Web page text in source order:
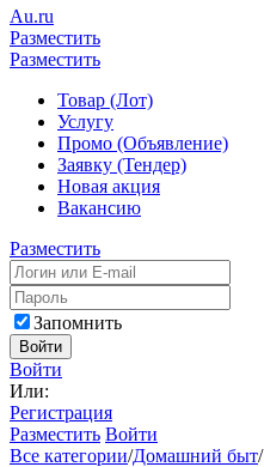
Au.ru
Разместить
Разместить
Товар (Лот)
Услугу
Промо (Объявление)
Заявку (Тендер)
Новая акция
Вакансию
Разместить
Запомнить
Войти
Войти
Или:
Регистрация
Разместить Войти
Все категории/Домашний быт/